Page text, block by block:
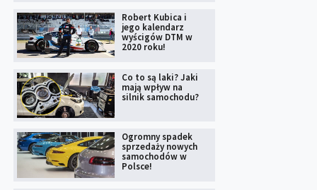
Robert Kubica i
jego kalendarz
wyścigów DTM w
2020 roku!
Co to są laki? Jaki
mają wpływ na
silnik samochodu?
Ogromny spadek
sprzedaży nowych
samochodów w
Polsce!